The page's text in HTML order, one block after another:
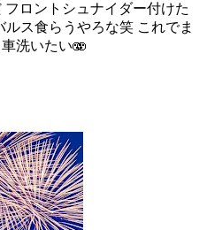
ロントシュナイダー付けた
ス食らうやろな笑 これでま
洗いたい🫨